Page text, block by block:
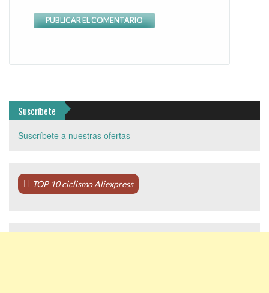
Suscríbete
Suscríbete a nuestras ofertas
TOP 10 ciclismo Aliexpress